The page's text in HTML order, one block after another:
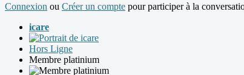
Connexion ou Créer un compte pour participer à la
icare
Hors Ligne
Membre platinium